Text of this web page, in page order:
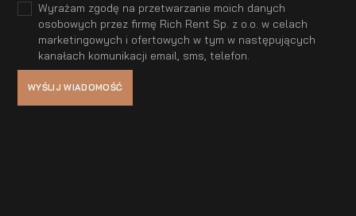
Wyrażam zgodę na przetwarzanie moich danych
osobowych przez firmę Rich Rent Sp. z o.o. w celach
marketingowych i ofertowych w tym w następujących
kanałach komunikacji email, sms, telefon.